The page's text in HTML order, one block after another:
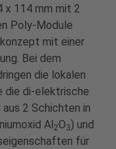
x 114 mm mit 2
Poly-Module
mit einer
Bei dem
die lokalen
die di-elektrische
2 Schichten in
Al 2O3) und
für